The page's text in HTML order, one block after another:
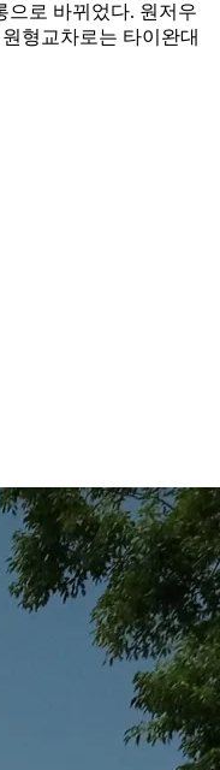
으로 바뀌었다. 원저우
형교차로는 타이완대